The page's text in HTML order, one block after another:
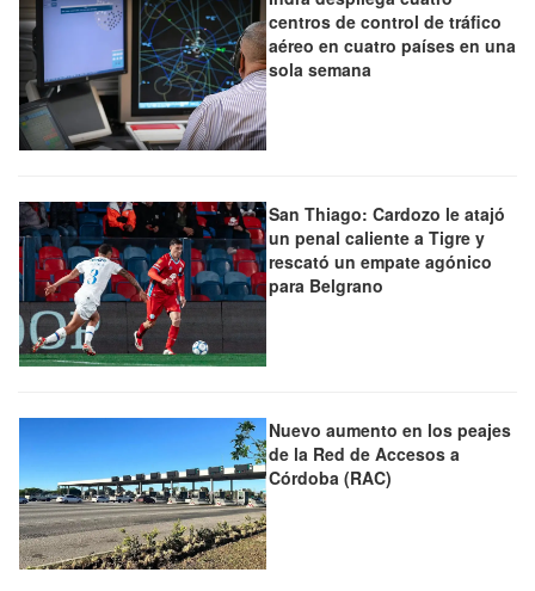
centros de control de tráfico
aéreo en cuatro países en una
sola semana
San Thiago: Cardozo le atajó
un penal caliente a Tigre y
rescató un empate agónico
para Belgrano
Nuevo aumento en los peajes
de la Red de Accesos a
Córdoba (RAC)